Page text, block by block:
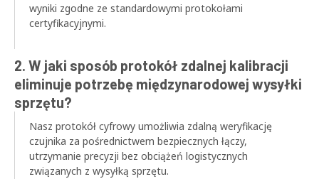
wyniki zgodne ze standardowymi protokołami
certyfikacyjnymi.
2. W jaki sposób protokół zdalnej kalibracji
eliminuje potrzebę międzynarodowej wysyłki
sprzętu?
Nasz protokół cyfrowy umożliwia zdalną weryfikację
czujnika za pośrednictwem bezpiecznych łączy,
utrzymanie precyzji bez obciążeń logistycznych
związanych z wysyłką sprzętu.